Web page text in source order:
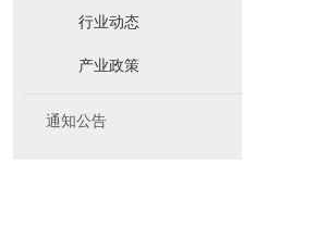
行业动态
产业政策
通知公告